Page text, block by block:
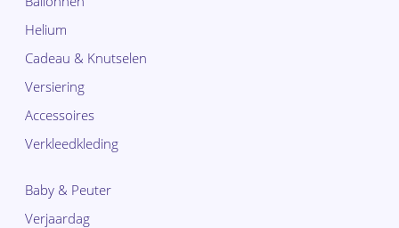
Helium
Cadeau & Knutselen
Versiering
Accessoires
Verkleedkleding
Baby & Peuter
Verjaardag